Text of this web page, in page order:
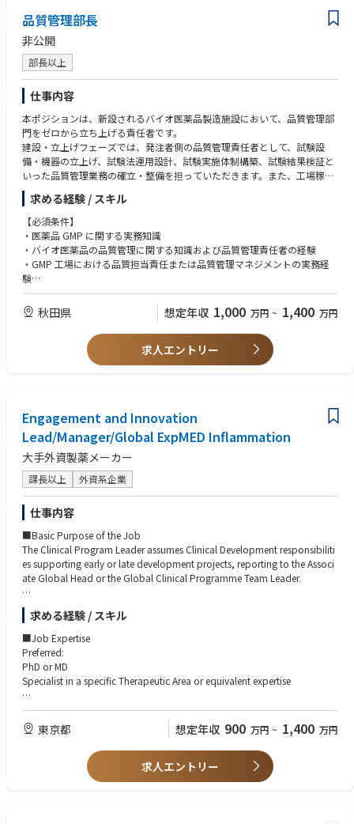
◆この仕事の魅力
社会的に関心が高まり続けている環境負荷低減に対して、自らがプロジェ
クトマネジメントを行うことで社会貢献できること。環境法規制に対する
知識を蓄積していくことで社外にも通用するスペシャリストになれるこ
と。また、電子情報技術産業協会（JEITA）等の社外活動として、他社との
連携・交流ができること。
◆業界動向と自社事業の特徴
リレーメーカーとして培った技術力、品質とブランドを武器に、産業機器
業界の顧客から高い信頼を得ている。商品および販売ネットワーク、顧客
基盤を基に、新商品投入、商品供給力強化、新規顧客獲得、販路拡大など
の注力取り組みにより事業成長を目指す。
・社外委員会活動での委員経験者（JEITA、NECA、JEMIMA、カテ8,9連絡
会、日機輸、その他）
・環境法規制にかかるロビー活動の経験者
・ISO14001管理業務経験者、或いはISO9001の監査業務経験者
・ISO14001やISO9001の審査員及び準審査員資格保有者
・技術師補資格（領域：化学、応用理学（物理及び化学）、経営工学（生
産・物流マネジメント）、環境（環境影響評価））
・化学物質管理師補
・QC検定２級以上
◆歓迎する人物像
・業務遂行だけではなく人の繋がりを大事にできる人
・自律的に業務計画管理を行えコミュニケーション力がある方
・物怖じせず議論し、行動力のある人材
◆使用する開発言語・ソフト・装置/機器等
・MS-Excel、Word、Powerpoint、Outlookなど
・chemSHERPA、IMDS、BOMcheck、IPC-1752の知識があればなおよい
品質管理部長
非公開
部長以上
仕事内容
本ポジションは、新設されるバイオ医薬品製造施設において、品質管理部
門をゼロから立ち上げる責任者です。
建設・立上げフェーズでは、発注者側の品質管理責任者として、試験設
備・機器の立上げ、試験法運用設計、試験実施体制構築、試験結果検証と
いった品質管理業務の確立・整備を担っていただきます。また、工場稼働
後は、品質管理部門責任者として、原材料試験、工程内試験、製品試験、
環境モニタリング、安定性試験等を含む試験活動全般の責任を担っていた
だきます。
求める経験 / スキル
【必須条件】
・医薬品 GMP に関する実務知識
・バイオ医薬品の品質管理に関する知識および品質管理責任者の経験
・GMP 工場における品質担当責任または品質管理マネジメントの実務経
験
・試験設備・機器、試薬等、試験記録、試験結果、データインテグリティ
に関する基本的な理解
・複数の社外関係者（設計会社、施工会社、設備ベンダー、コンサルタン
ト、外部試験機関、技術供与等）との調整・折衝経験
・品質管理部門または試験関連チームにおけるピープルマネジメント経験
・環境で発生する課題を整理し、関係者を巻き込みながら解決に導く能力
・新工場、新試運転室、または新規試験設備立上げの経験
・試験法移管、分析法バリデーション、分析技術レポリケーションの経験
・PMDA、FDA などの他国規制当局による GMP に関する試験対応の経験
・理化学試験、生化学試験、微生物試験、無菌試験、エンドトキシン試
験、環境モニタリング等に関する知見または実務経験
・外部委託試験機関の選定、管理、監査経験
・LIMS、電子記録、試験データ管理、CSV、データインテグリティに関す
る知識または実務経験
・英語による技術文書・品質文書の読解、海外技術パートナーとのコミュ
ニケーション経験
・海外パートナーとの品質管理・技術移管プロジェクト経験
秋田県 想定年収 1,000 万円 ~ 1,400 万円
求人エントリー
Engagement and Innovation
Lead/Manager/Global ExpMED Inflammation
大手外資製薬メーカー
課長以上 外資系企業
仕事内容
■Basic Purpose of the Job
The Clinical Program Leader assumes Clinical Development responsibiliti
es supporting early or late development projects, reporting to the Associ
ate Global Head or the Global Clinical Programme Team Leader.
The Clinical Program Leader has a medical leadership role for a project o
r a portion of a project in clinical development, usually at Start of Develo
pment through Phase I–III.
The Clinical Program Leader provides medical/scientific, technical, and
managerial direction to plans, programs, and procedures within project
and indication areas to effectively develop new compounds and/or opti
The Clinical Program Leader in Experimental Medicine Japan assumes res
ponsibility for engaging External Experts (EEs) in Japan. A core element o
f this role is identifying and engaging experts with expertise in:
・Early clinical development
求める経験 / スキル
■Job Expertise
Preferred:
PhD or MD
Specialist in a specific Therapeutic Area or equivalent expertise
■Job Impact
Responsible for the project's medical budget.
■Minimum Education / Degree Requirements
東京都 想定年収 900 万円 ~ 1,400 万円
求人エントリー